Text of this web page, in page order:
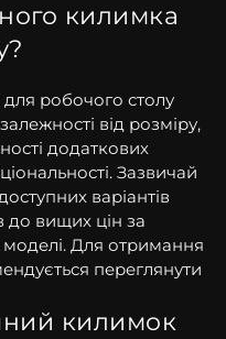
килимка
робочого столу
від розміру,
додаткових
Зазвичай
варіантів
до вищих цін за
моделі. Для отримання
переглянути
килимок